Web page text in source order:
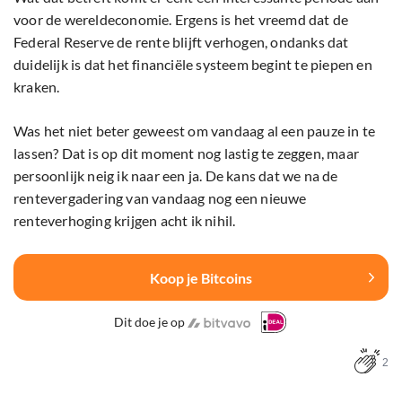
voor de wereldeconomie. Ergens is het vreemd dat de
Federal Reserve de rente blijft verhogen, ondanks dat
duidelijk is dat het financiële systeem begint te piepen en
kraken.
Was het niet beter geweest om vandaag al een pauze in te
lassen? Dat is op dit moment nog lastig te zeggen, maar
persoonlijk neig ik naar een ja. De kans dat we na de
rentevergadering van vandaag nog een nieuwe
renteverhoging krijgen acht ik nihil.
Koop je Bitcoins
Dit doe je op
2